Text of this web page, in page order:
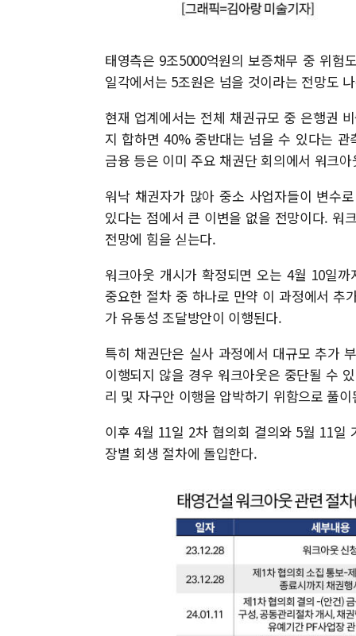
태영측은 9조5000억원의 보증채무 중 위험
일각에서는 5조원은 넘을 것이라는 전망도
현재 업계에서는 전체 채권규모 중 은행권
지 합하면 40% 중반대는 넘을 수 있다는
금융 등은 이미 주요 채권단 회의에서 워크
워낙 채권자가 많아 중소 사업자들이 변수
있다는 점에서 큰 이변을 없을 전망이다. 워
전망에 힘을 싣는다.
워크아웃 개시가 확정되면 오는 4월 10일
중요한 절차 중 하나로 만약 이 과정에서 추
가 유동성 조달방안이 이행된다.
특히 채권단은 실사 과정에서 대규모 추가
이행되지 않을 경우 워크아웃은 중단될 수
리 및 자구안 이행을 압박하기 위함으로 풀이
이후 4월 11일 2차 협의회 결의와 5월 11일
장별 회생 절차에 돌입한다.